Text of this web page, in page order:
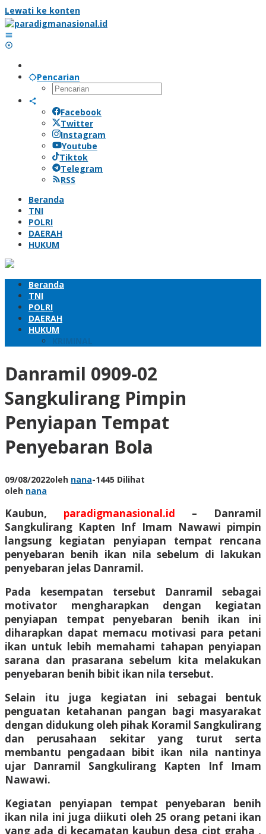
Lewati ke konten
Pencarian
Facebook
Twitter
Instagram
Youtube
Tiktok
Telegram
RSS
Beranda
TNI
POLRI
DAERAH
HUKUM
Beranda
TNI
POLRI
DAERAH
HUKUM
KRIMINAL
Danramil 0909-02
Sangkulirang Pimpin
Penyiapan Tempat
Penyebaran Bola
09/08/2022oleh nana-1445 Dilihat
oleh nana
Kaubun, paradigmanasional.id – Danramil
Sangkulirang Kapten Inf Imam Nawawi pimpin
langsung kegiatan penyiapan tempat rencana
penyebaran benih ikan nila sebelum di lakukan
penyebaran jelas Danramil.
Pada kesempatan tersebut Danramil sebagai
motivator mengharapkan dengan kegiatan
penyiapan tempat penyebaran benih ikan ini
diharapkan dapat memacu motivasi para petani
ikan untuk lebih memahami tahapan penyiapan
sarana dan prasarana sebelum kita melakukan
penyebaran benih bibit ikan nila tersebut.
Selain itu juga kegiatan ini sebagai bentuk
penguatan ketahanan pangan bagi masyarakat
dengan didukung oleh pihak Koramil Sangkulirang
dan perusahaan sekitar yang turut serta
membantu pengadaan bibit ikan nila nantinya
ujar Danramil Sangkulirang Kapten Inf Imam
Nawawi.
Kegiatan penyiapan tempat penyebaran benih
ikan nila ini juga diikuti oleh 25 orang petani ikan
yang ada di kecamatan kaubun desa cipt graha ,